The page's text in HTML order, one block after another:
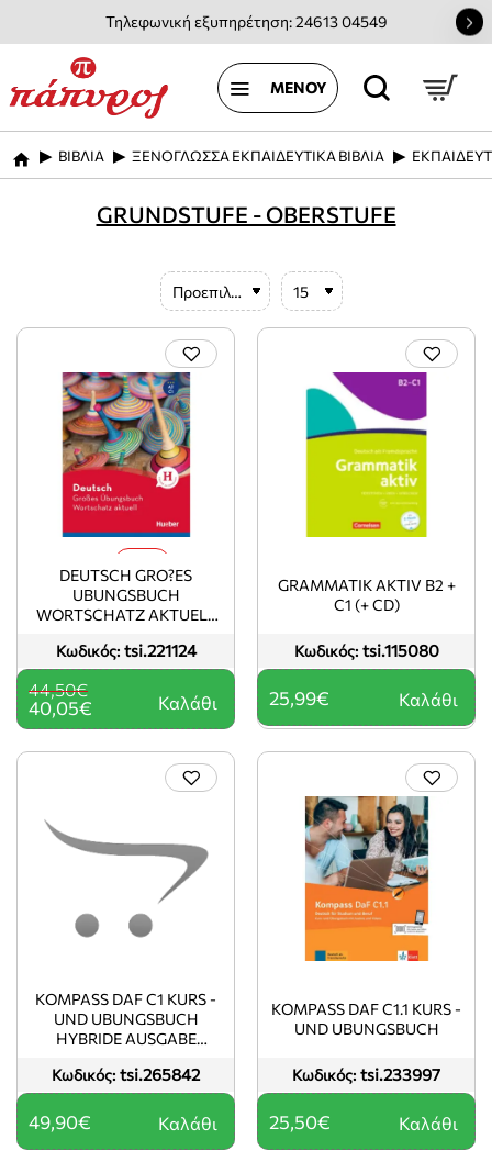
Τηλεφωνική εξυπηρέτηση: 24613 04549
home
ΒΙΒΛΙΑ ΞΕΝΟΓΛΩΣΣΑ ΕΚΠΑΙΔΕΥΤΙΚΑ ΒΙΒΛΙΑ
GRUNDSTUFE - OBERSTUFE
Κωδικός: tsi.221124
DEUTSCH GRO?ES
UBUNGSBUCH
WORTSCHATZ AKTUELL
40,05€
44,50€
Καλάθι
Κωδικός: tsi.115080
GRAMMATIK AKTIV B2 +
C1 (+ CD)
25,99€ Καλάθι
Κωδικός: tsi.265842
KOMPASS DAF C1 KURS -
UND UBUNGSBUCH
HYBRIDE AUSGABE
49,90€ Καλάθι
Κωδικός: tsi.233997
KOMPASS DAF C1.1 KURS -
UND UBUNGSBUCH
25,50€ Καλάθι